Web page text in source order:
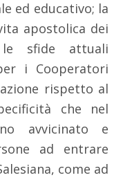
ed educativo; la
apostolica dei
sfide attuali
i Cooperatori
rispetto al
che nel
avvicinato e
ad entrare
come ad